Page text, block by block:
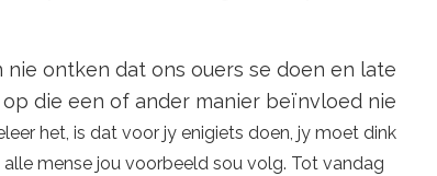
nie ontken dat ons ouers se doen en late
op die een of ander manier beïnvloed nie
het, is dat voor jy enigiets doen, jy moet dink
mense jou voorbeeld sou volg. Tot vandag